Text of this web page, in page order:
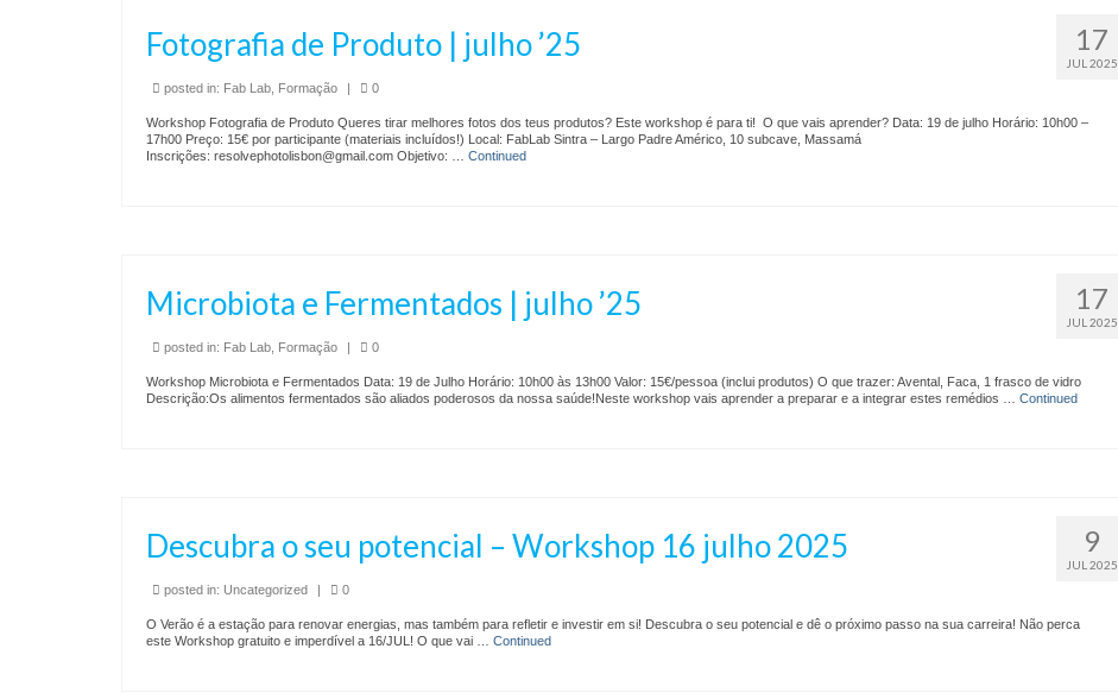
17
JUL 2025
Fotografia de Produto | julho ’25
posted in: Fab Lab Formação 0
Workshop Fotografia de Produto Queres tirar melhores fotos dos teus produtos? Este workshop é para ti! O que vais aprender? Data: 19 de julho Horário: 10h00 –
17h00 Preço: 15€ por participante (materiais incluídos!) Local: FabLab Sintra – Largo Padre Américo, 10 subcave, Massamá
Inscrições: resolvephotolisbon@gmail.com Objetivo: … Continued
17
JUL 2025
Microbiota e Fermentados | julho ’25
posted in: Fab Lab Formação 0
Workshop Microbiota e Fermentados Data: 19 de Julho Horário: 10h00 às 13h00 Valor: 15€/pessoa (inclui produtos) O que trazer: Avental, Faca, 1 frasco de vidro
Descrição:Os alimentos fermentados são aliados poderosos da nossa saúde!Neste workshop vais aprender a preparar e a integrar estes remédios … Continued
9
JUL 2025
Descubra o seu potencial – Workshop 16 julho 2025
posted in: Uncategorized 0
O Verão é a estação para renovar energias, mas também para refletir e investir em si! Descubra o seu potencial e dê o próximo passo na sua carreira! Não perca
este Workshop gratuito e imperdível a 16/JUL! O que vai … Continued